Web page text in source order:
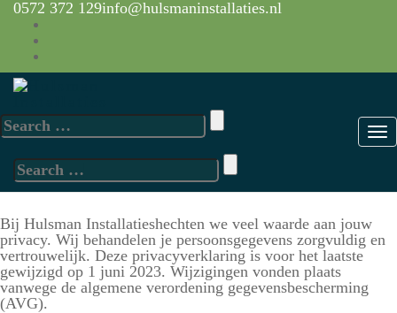
0572 372 129info@hulsmaninstallaties.nl
Search
for:
Search
for:
Privacy- en cookieverklaring
Hulsman Installaties
Bij Hulsman Installatieshechten we veel waarde aan jouw
privacy. Wij behandelen je persoonsgegevens zorgvuldig en
vertrouwelijk. Deze privacyverklaring is voor het laatste
gewijzigd op 1 juni 2023. Wijzigingen vonden plaats
vanwege de algemene verordening gegevensbescherming
(AVG).